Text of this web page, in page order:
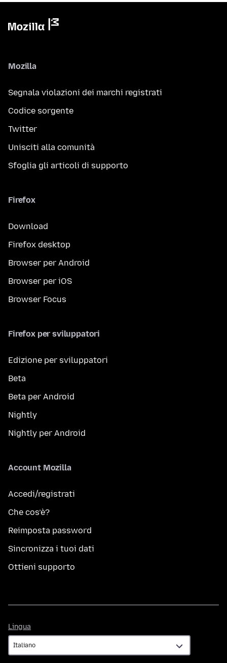
Mozilla
Segnala violazioni dei marchi registrati
Codice sorgente
Twitter
Unisciti alla comunità
Sfoglia gli articoli di supporto
Firefox
Download
Firefox desktop
Browser per Android
Browser per iOS
Browser Focus
Firefox per sviluppatori
Edizione per sviluppatori
Beta
Beta per Android
Nightly
Nightly per Android
Account Mozilla
Accedi/registrati
Che cos’è?
Reimposta password
Sincronizza i tuoi dati
Ottieni supporto
Lingua